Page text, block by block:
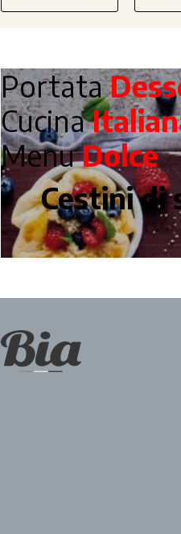
Portata
Cucina
MenuDolce
Cestini di